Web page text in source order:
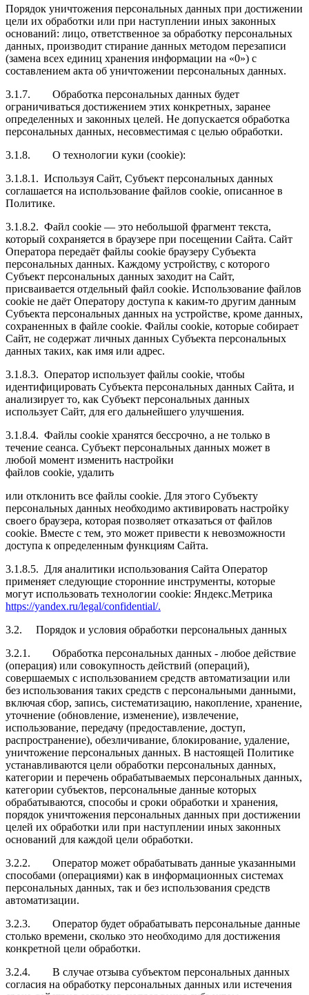
Порядок уничтожения персональных данных при достижении
цели их обработки или при наступлении иных законных
оснований: лицо, ответственное за обработку персональных
данных, производит стирание данных методом перезаписи
(замена всех единиц хранения информации на «0») с
составлением акта об уничтожении персональных данных.
3.1.7.
Обработка персональных данных будет
ограничиваться достижением этих конкретных, заранее
определенных и законных целей. Не допускается обработка
персональных данных, несовместимая с целью обработки.
3.1.8.
О технологии куки (cookie):
3.1.8.1. Используя Сайт, Субъект персональных данных
соглашается на использование файлов cookie, описанное в
Политике.
3.1.8.2. Файл cookie — это небольшой фрагмент текста,
который сохраняется в браузере при посещении Сайта. Сайт
Оператора передаёт файлы cookie браузеру Субъекта
персональных данных. Каждому устройству, с которого
Субъект персональных данных заходит на Сайт,
присваивается отдельный файл cookie. Использование файлов
cookie не даёт Оператору доступа к каким-то другим данным
Субъекта персональных данных на устройстве, кроме данных,
сохраненных в файле cookie. Файлы cookie, которые собирает
Сайт, не содержат личных данных Субъекта персональных
данных таких, как имя или адрес.
3.1.8.3. Оператор использует файлы cookie, чтобы
идентифицировать Субъекта персональных данных Сайта, и
анализирует то, как Субъект персональных данных
использует Сайт, для его дальнейшего улучшения.
3.1.8.4. Файлы cookie хранятся бессрочно, а не только в
течение сеанса. Субъект персональных данных может в
любой момент изменить настройки
файлов cookie, удалить
или отклонить все файлы cookie. Для этого Субъекту
персональных данных необходимо активировать настройку
своего браузера, которая позволяет отказаться от файлов
cookie. Вместе с тем, это может привести к невозможности
доступа к определенным функциям Сайта.
3.1.8.5. Для аналитики использования Сайта Оператор
применяет следующие сторонние инструменты, которые
могут использовать технологии cookie: Яндекс.Метрика
https://yandex.ru/legal/confidential/.
3.2.
Порядок и условия обработки персональных данных
3.2.1.
Обработка персональных данных - любое действие
(операция) или совокупность действий (операций),
совершаемых с использованием средств автоматизации или
без использования таких средств с персональными данными,
включая сбор, запись, систематизацию, накопление, хранение,
уточнение (обновление, изменение), извлечение,
использование, передачу (предоставление, доступ,
распространение), обезличивание, блокирование, удаление,
уничтожение персональных данных. В настоящей Политике
устанавливаются цели обработки персональных данных,
категории и перечень обрабатываемых персональных данных,
категории субъектов, персональные данные которых
обрабатываются, способы и сроки обработки и хранения,
порядок уничтожения персональных данных при достижении
целей их обработки или при наступлении иных законных
оснований для каждой цели обработки.
3.2.2.
Оператор может обрабатывать данные указанными
способами (операциями) как в информационных системах
персональных данных, так и без использования средств
автоматизации.
3.2.3.
Оператор будет обрабатывать персональные данные
столько времени, сколько это необходимо для достижения
конкретной цели обработки.
3.2.4.
В случае отзыва субъектом персональных данных
согласия на обработку персональных данных или истечения